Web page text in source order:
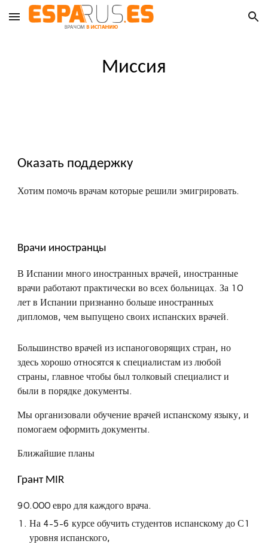
Skip to main content Skip to navigation
Миссия
Оказать поддержку
Хотим помочь врачам которые решили эмигрировать.
Врачи иностранцы
В Испании много иностранных врачей, иностранные
врачи работают практически во всех больницах. За 10
лет в Испании признанно больше иностранных
дипломов, чем выпущено своих испанских врачей.
Большинство врачей из испаноговорящих стран, но
здесь хорошо относятся к специалистам из любой
страны, главное чтобы был толковый специалист и
были в порядке документы.
Мы организовали обучение врачей испанскому языку, и
помогаем оформить документы.
Ближайшие планы
Грант MIR
90.000 евро для каждого врача.
На 4-5-6 курсе обучить студентов испанскому до С1
уровня испанского,